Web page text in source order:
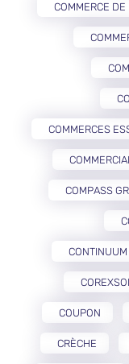
COMMERCE DE
COMMERCES
COMPASS
COUPON
CRÈCHE